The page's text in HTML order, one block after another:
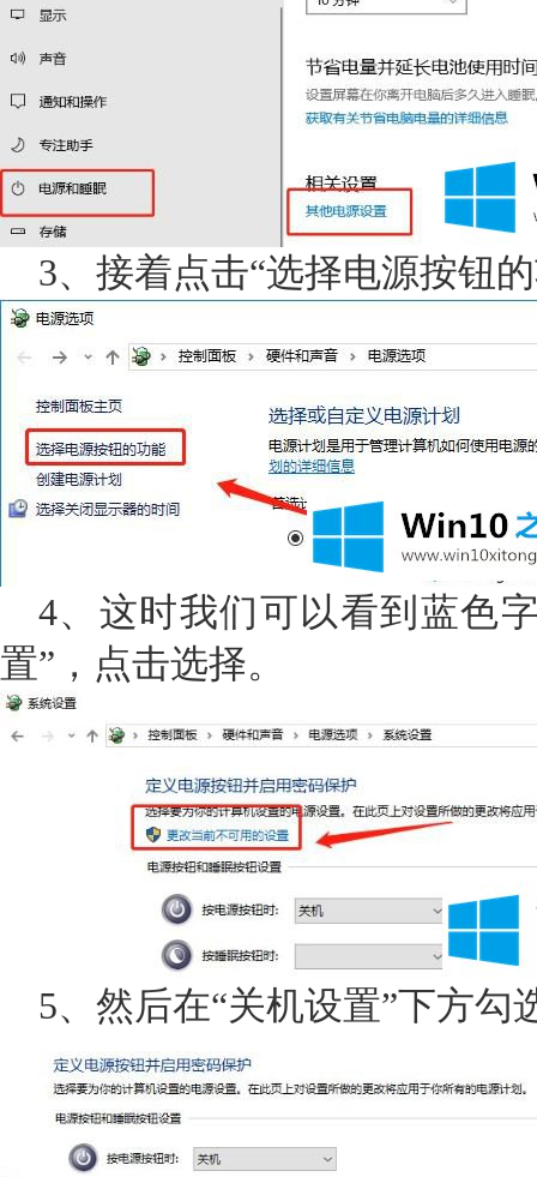
3、接着点击“选择电源按钮
4、这时我们可以看到蓝色
置”，点击选择。
5、然后在“关机设置”下方勾